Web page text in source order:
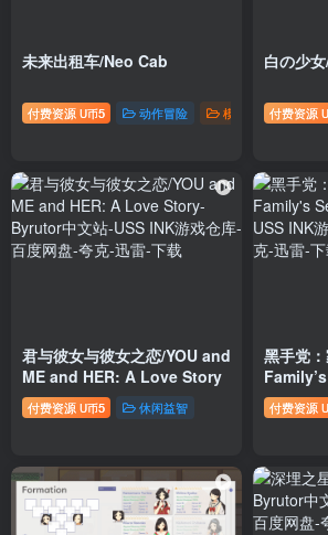
未来出租车/Neo Cab
付费资源 U币5 动作冒险 模拟经营
白の少
付费资源
君与彼女与彼女之恋/YOU and
ME and HER: A Love Story
付费资源 U币5 休闲益智
黑手党
付费资源